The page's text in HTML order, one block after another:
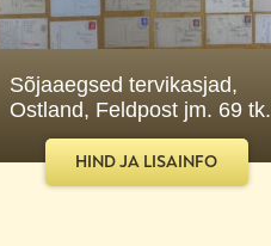
Sõjaaegsed tervikasjad,
Ostland, Feldpost jm. 69 tk.
HIND JA LISAINFO